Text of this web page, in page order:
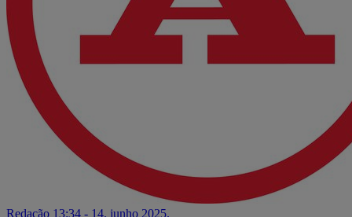
Redação 13:34 - 14. junho 2025.